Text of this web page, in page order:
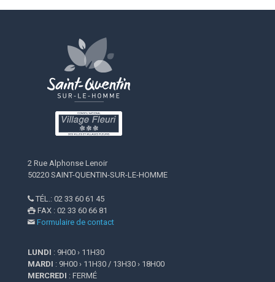
2 Rue Alphonse Lenoir
50220 SAINT-QUENTIN-SUR-LE-HOMME
 TÉL.: 02 33 60 61 45
 FAX : 02 33 60 66 81
 Formulaire de contact
LUNDI : 9H00 › 11H30
MARDI : 9H00 › 11H30 / 13H30 › 18H00
MERCREDI : FERMÉ